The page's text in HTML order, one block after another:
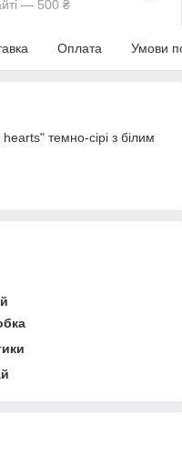
— 500 ₴
Оплата Умови
темно-сірі з білим